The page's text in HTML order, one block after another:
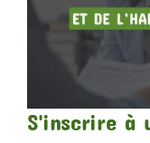
S'inscrire à